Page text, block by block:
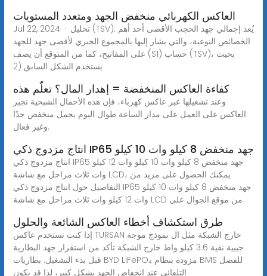
العاكس الكهربائي منخفض الجهد ومتعدد المستويات
Jul 22, 2024 · تحليل (TSV): يُعد إجمالي جهد الحجب الأقصى أحد أهم
الخصائص النوعية، والتي يشار إليها بالمجموع الجبري لأقصى جهد للجهد
على المفاتيح، كما من المتوقع أن يصف (S1) حساب (TSV)، بحيث
يستخدم الشكل السابق (2
كفاءة العاكس المنخفضة = إهدار المال؟ تعلّم هذه
وعند تشغيلها عبر عاكس كهرباء، فإن هذه الأحمال الشبحية تجبر
العاكس على العمل على مدار الساعة طوال اليوم بحمل منخفض جدًا
وغير فعال.
انتاج مزدوج ذكي IP65 جهد منخفض 8 كيلو وات 10 كيلو
انتاج مزدوج ذكي IP65 جهد منخفض 8 كيلو وات 10 كيلو وات 12 كيلو
وات ثلاث مراحل مع شاشة LCD، يمكنك الحصول على مزيد من
التفاصيل حول انتاج مزدوج ذكي IP65 جهد منخفض 8 كيلو وات 10 كيلو
وات 12 كيلو وات ثلاث مراحل مع شاشة LCD من موقع الجوال على
طرق استكشاف أخطاء العاكس الشائعة والحلول
إذا كنت تستخدم عاكس TURSAN خارج الشبكة مثل ال نموذج موجة
جيبية نقية 3.6 كيلو واط خارج الشبكة تأكد من استقرار جهد البطارية
قبل بدء التشغيل. بطاريات BYD LiFePO₄ مزودة بنظام BMS للفصل
التلقائي عند انخفاض الجهد بشكل كبير، لذا قد يكون